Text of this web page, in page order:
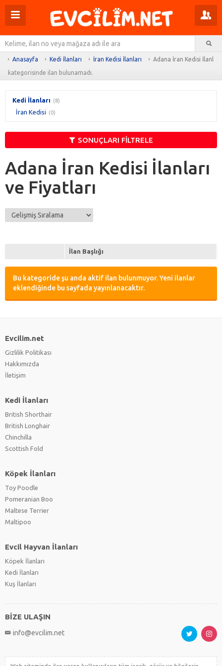
Menüyü
aç
Anasayfa Kedi İlanları İran Kedisi İlanları Adana İran Kedisi İlanları
kategorisinde ilan bulunamadı.
Kedi İlanları (8)
İran Kedisi (0)
SONUÇLARI FİLTRELE
Adana İran Kedisi İlanları
ve Fiyatları
İlan Başlığı
Bu kategoride şu anda aktif ilan bulunmuyor. Yeni ilanlar
eklendiğinde bu sayfada yayınlanacaktır.
Evcilim.net
Gizlilik Politikası
Hakkımızda
İletişim
Kedi İlanları
British Shorthair
British Longhair
Chinchilla
Scottish Fold
Köpek İlanları
Toy Poodle
Pomeranian Boo
Maltese Terrier
Maltipoo
Evcil Hayvan İlanları
Köpek İlanları
Kedi İlanları
Kuş İlanları
BİZE ULAŞIN
info@evcilim.net